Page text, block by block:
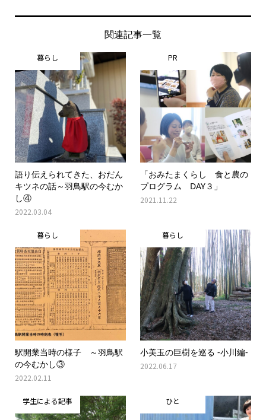
関連記事一覧
暮らし
語り伝えられてきた、おだん
キツネの話～羽鳥駅の今むか
し④
2022.03.04
PR
「おみたまくらし 食と農の
プログラム DAY３」
2021.11.22
暮らし
駅開業当時の様子 ～羽鳥駅
の今むかし③
2022.02.11
暮らし
小美玉の巨樹を巡る -小川編-
2022.06.17
学生による記事 ひと